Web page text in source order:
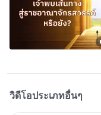
วิดีโอประเภทอื่นๆ